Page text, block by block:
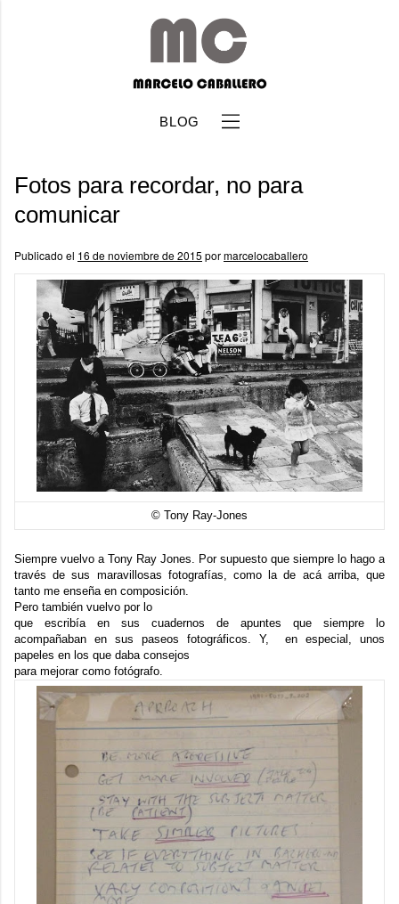
BLOG
Fotos para recordar, no para
comunicar
Publicado el 16 de noviembre de 2015 pormarcelocaballero
© Tony Ray-Jones
Siempre vuelvo a Tony Ray Jones. Por supuesto que siempre lo hago a
través de sus maravillosas fotografías, como la de acá arriba, que
tanto me enseña en composición.
Pero también vuelvo por lo
que escribía en sus cuadernos de apuntes que siempre lo
acompañaban en sus paseos fotográficos. Y, en especial, unos
papeles en los que daba consejos
para mejorar como fotógrafo.